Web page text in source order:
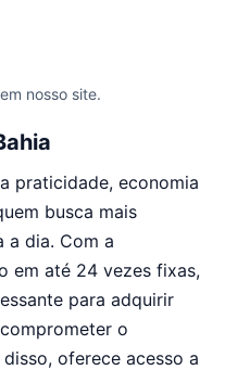
nosso site.
praticidade, economia
busca mais
a dia. Com a
em até 24 vezes fixas,
para adquirir
o
oferece acesso a